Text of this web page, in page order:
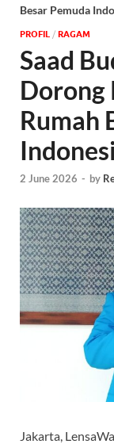
Besar Pemuda
PROFIL / ‎RAGAM
Saad
Dorong
Rumah
2 June 2026 - by
Jakarta,